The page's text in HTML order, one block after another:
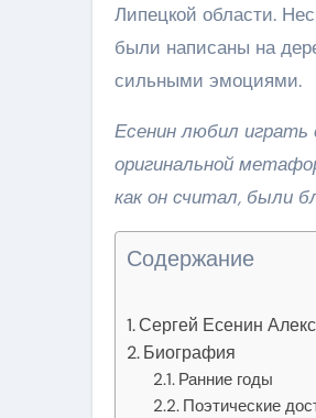
Липецкой области.
были написаны на
сильными эмоциями.
Есенин любил играть
оригинальной
как он считал, были
Содержание
Сергей Есенин
Биография
Ранние годы
Поэтические